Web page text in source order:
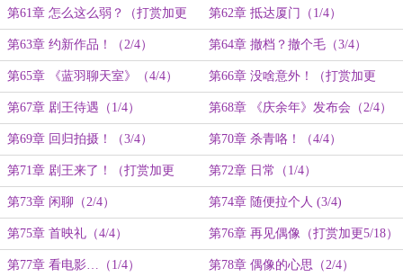
第61章 怎么这么弱？（打赏加更
2/18）
第62章 抵达厦门（1/4）
第63章 约新作品！（2/4） 第64章 撤档？撤个毛（3/4）
第65章 《蓝羽聊天室》（4/4） 第66章 没啥意外！（打赏加更
3/18）
第67章 剧王待遇（1/4） 第68章 《庆余年》发布会（2/4）
第69章 回归拍摄！（3/4） 第70章 杀青咯！（4/4）
第71章 剧王来了！（打赏加更
4/18）
第72章 日常（1/4）
第73章 闲聊（2/4） 第74章 随便拉个人 (3/4)
第75章 首映礼（4/4） 第76章 再见偶像（打赏加更5/18）
第77章 看电影…（1/4） 第78章 偶像的心思（2/4）